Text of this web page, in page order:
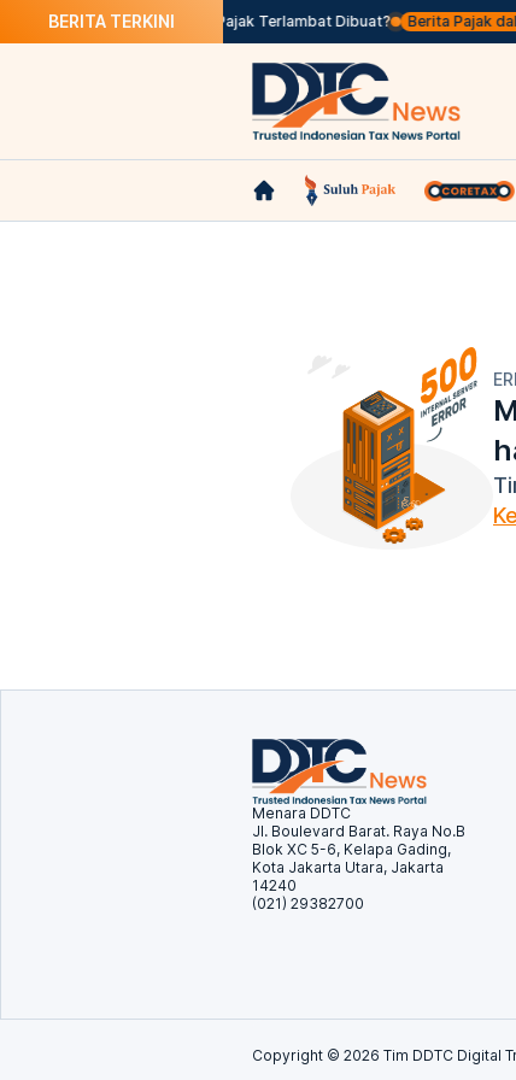
BERITA TERKINI
Seleksi Apa Itu Faktur Pajak Terlambat Dibuat? Berita Pajak
Menara DDTC
Jl. Boulevard Barat. Raya No.B
Blok XC 5-6, Kelapa Gading,
Kota Jakarta Utara, Jakarta
14240
(021) 29382700
Copyright © 2026 Tim DDTC Digital